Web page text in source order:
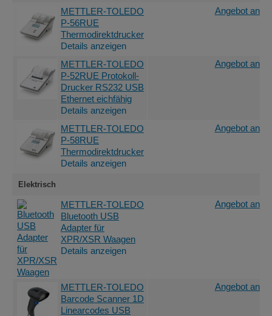
METTLER-TOLEDO
P-56RUE
Thermodirektdrucker
Details anzeigen
Angebot
METTLER-TOLEDO
P-52RUE Protokoll-
Drucker RS232 USB
Ethernet eichfähig
Details anzeigen
Angebot
METTLER-TOLEDO
P-58RUE
Thermodirektdrucker
Details anzeigen
Angebot
Elektrisch
METTLER-TOLEDO
Bluetooth USB
Adapter für
XPR/XSR Waagen
Details anzeigen
Angebot
METTLER-TOLEDO
Barcode Scanner 1D
Linearcodes USB
Angebot